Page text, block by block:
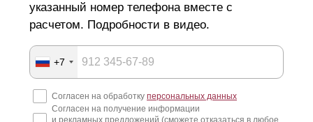
указанный номер телефона вместе с
расчетом. Подробности в видео.
+7
Согласен на обработку персональных данных
Согласен на получение информации